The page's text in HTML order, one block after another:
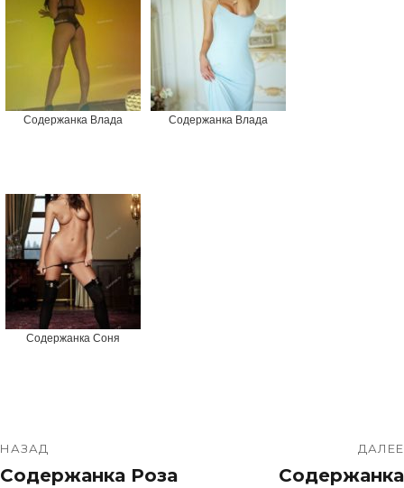
Содержанка Влада Содержанка Влада
Содержанка Соня
НАЗАД
Содержанка Роза
ДАЛЕЕ
Содержанка